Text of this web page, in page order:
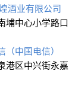
酒业有限公司
埔中心小学路口
（中国电信）
港区中兴街永